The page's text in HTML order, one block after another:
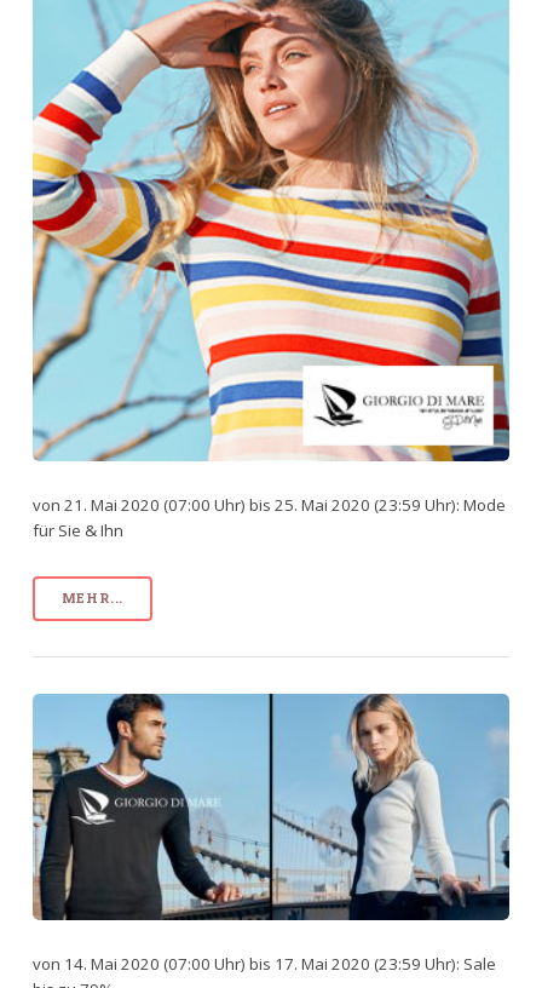
von 21. Mai 2020 (07:00 Uhr) bis 25. Mai 2020 (23:59 Uhr): Mode
für Sie & Ihn
MEHR...
von 14. Mai 2020 (07:00 Uhr) bis 17. Mai 2020 (23:59 Uhr): Sale